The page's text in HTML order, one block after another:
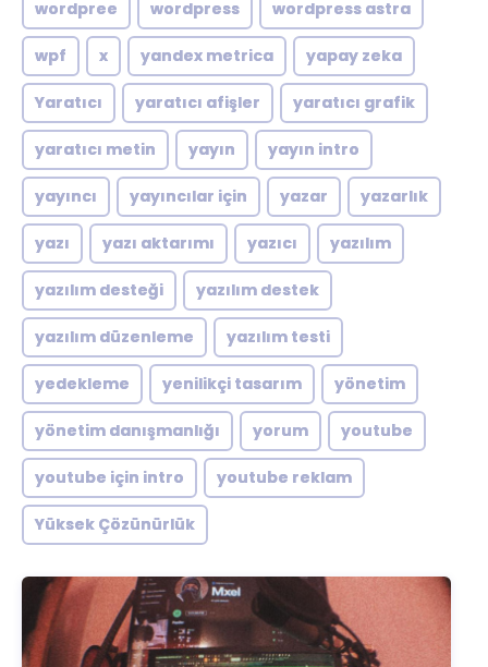
wordpree wordpress wordpress astra
wpf x yandex metrica yapay zeka
Yaratıcı yaratıcı afişler yaratıcı grafik
yaratıcı metin yayın yayın intro
yayıncı yayıncılar için yazar yazarlık
yazı yazı aktarımı yazıcı yazılım
yazılım desteği yazılım destek
yazılım düzenleme yazılım testi
yedekleme yenilikçi tasarım yönetim
yönetim danışmanlığı yorum youtube
youtube için intro youtube reklam
Yüksek Çözünürlük